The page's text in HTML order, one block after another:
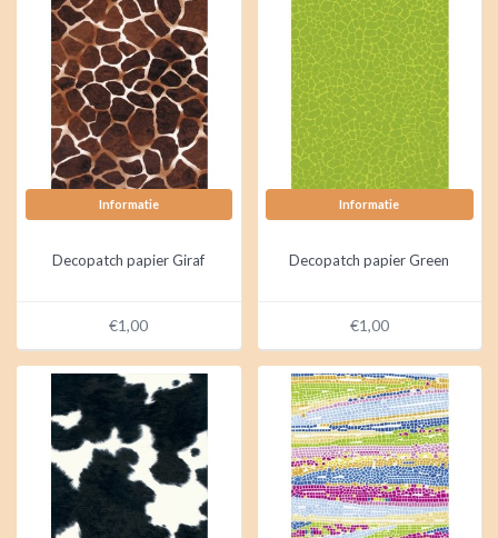
Informatie
Decopatch papier Giraf
€1,00
Informatie
Decopatch papier Green
€1,00